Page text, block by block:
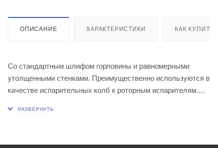
ОПИСАНИЕ ХАРАКТЕРИСТИКИ КАК КУПИТЬ
Со стандартным шлифом горловины и равномерными
утолщенными стенками. Преимущественно используются в
качестве испарительных колб к роторным испарителям.